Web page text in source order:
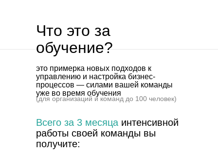
Что это за
обучение?
(для организаций и команд до 100 человек)
Всего за 3 месяца интенсивной
работы своей команды вы
получите:
это примерка новых подходов к
управлению и настройка бизнес-
процессов — силами вашей команды
уже во время обучения